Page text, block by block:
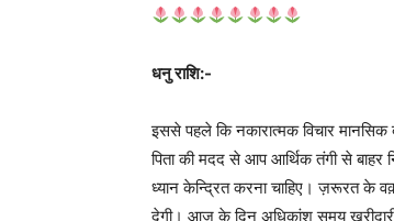
धनु राशि:-
इससे पहले कि नकारात्मक विचार
पिता की मदद से आप आर्थिक तंगी से
ध्यान केन्द्रित करना चाहिए। ज़रूरत के
देगी। आज के दिन अधिकांश समय ख़रीदारी